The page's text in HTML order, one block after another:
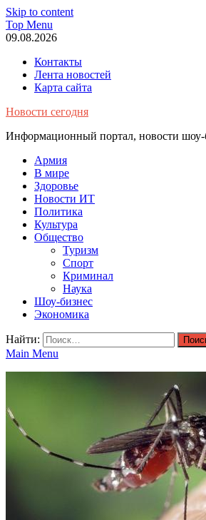
Skip to content
Top Menu
09.08.2026
Контакты
Лента новостей
Карта сайта
Новости сегодня
Информационный портал, новости шоу-
Армия
В мире
Здоровье
Новости ИТ
Политика
Культура
Общество
Туризм
Спорт
Криминал
Наука
Шоу-бизнес
Экономика
Найти:
Main Menu